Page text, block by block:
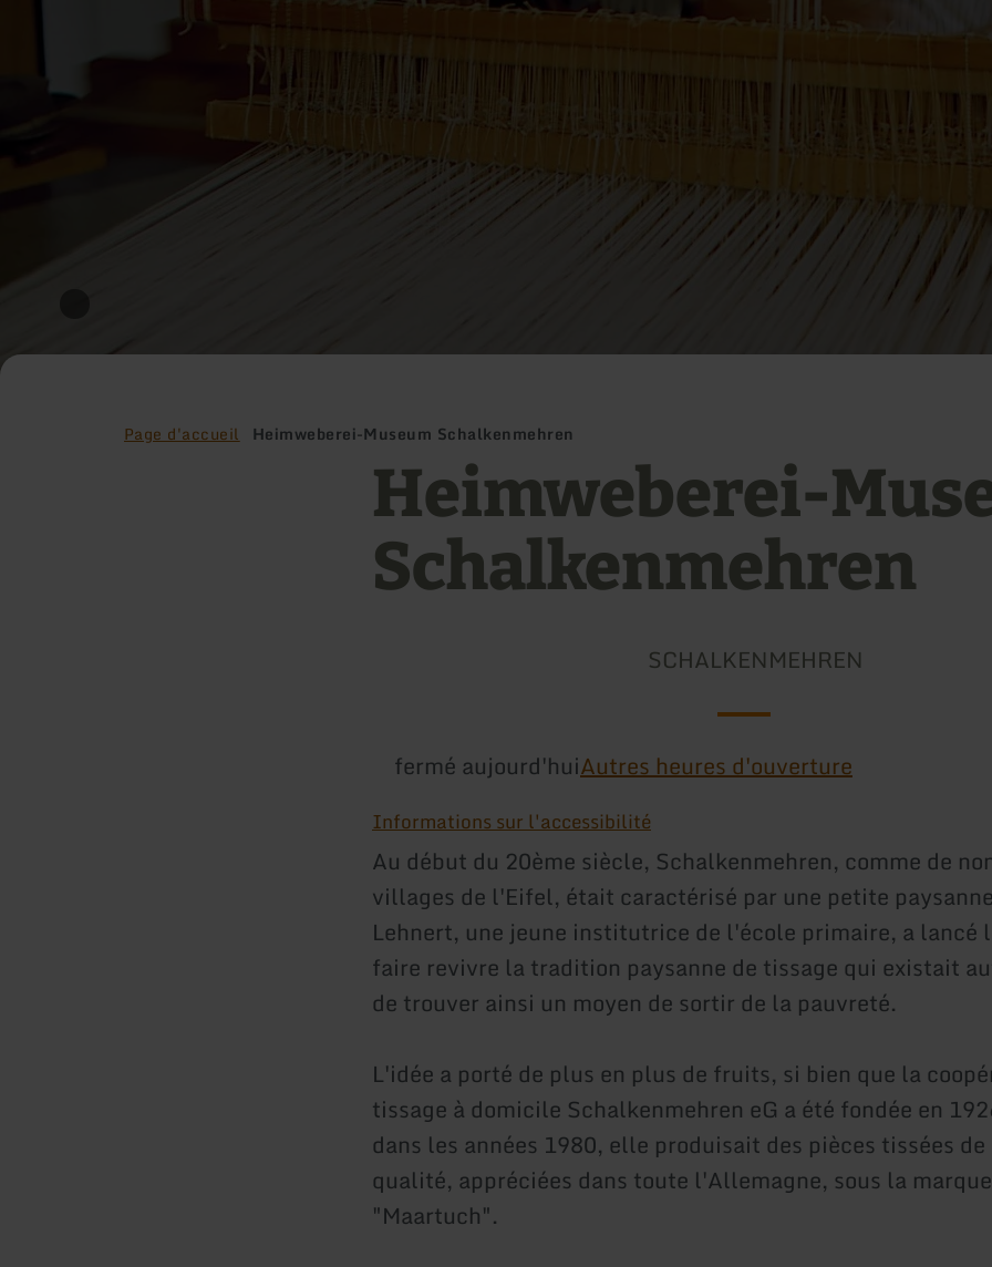
Page d'accueil Heimweberei-Museum Schalkenmehren
Heimweberei-
Schalkenmehren
SCHALKENMEHREN
fermé aujourd'huiAutres heures d'ouverture
Informations sur l'accessibilité
Au début du 20ème siècle, Schalkenmehren, comme de
villages de l'Eifel, était caractérisé par une petite
Lehnert, une jeune institutrice de l'école primaire, a lancé
faire revivre la tradition paysanne de tissage qui existait
de trouver ainsi un moyen de sortir de la pauvreté.
L'idée a porté de plus en plus de fruits, si bien que la
tissage à domicile Schalkenmehren eG a été fondée en
dans les années 1980, elle produisait des pièces tissées
qualité, appréciées dans toute l'Allemagne, sous la marque
"Maartuch".